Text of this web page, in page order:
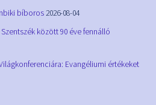
bíboros2026-08-04
között 90 éve fennálló
Evangéliumi értékeket